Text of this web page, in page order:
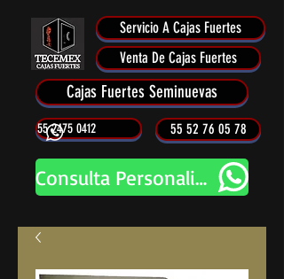
55 52 76 05 78
55 2475 0412
Servicio A Cajas Fuertes
Venta De Cajas Fuertes
Consulta Personalizada
Cajas Fuertes Seminuevas